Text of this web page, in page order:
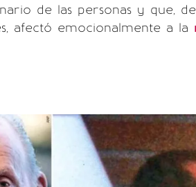
de las personas y que,
afectó emocionalmente a la